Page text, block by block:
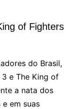
of Fighters
do Brasil,
e The King of
a nata dos
em suas